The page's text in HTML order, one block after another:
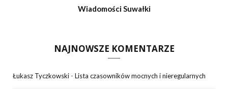
Wiadomości Suwałki
NAJNOWSZE KOMENTARZE
Łukasz Tyczkowski - Lista czasowników mocnych i nieregularnych